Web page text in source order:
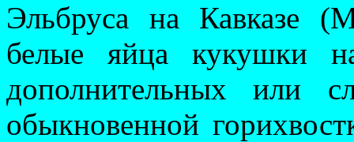
Эльбруса на Кавказе
белые яйца кукушки
дополнительных или
обыкновенной